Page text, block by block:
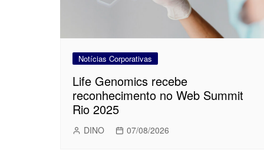
Notícias Corporativas
Life Genomics recebe
reconhecimento no Web Summit
Rio 2025
DINO 07/08/2026